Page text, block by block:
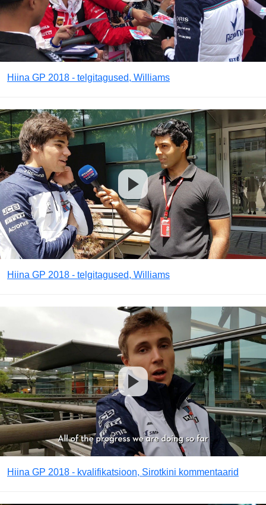
Hiina GP 2018 - telgitagused, Williams
Hiina GP 2018 - telgitagused, Williams
Hiina GP 2018 - kvalifikatsioon, Sirotkini kommentaarid